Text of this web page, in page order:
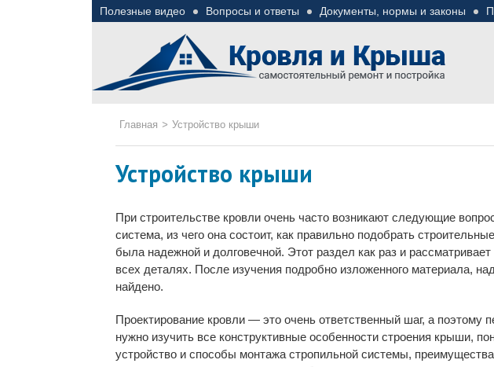
Полезные видео Вопросы и ответы Документы, нормы и законы
Главная > Устройство крыши
Устройство крыши
При строительстве кровли очень часто возникают следующие
система, из чего она состоит, как правильно подобрать
была надежной и долговечной. Этот раздел как раз и
всех деталях. После изучения подробно изложенного материала,
найдено.
Проектирование кровли — это очень ответственный шаг, а поэтому
нужно изучить все конструктивные особенности строения крыши,
устройство и способы монтажа стропильной системы,